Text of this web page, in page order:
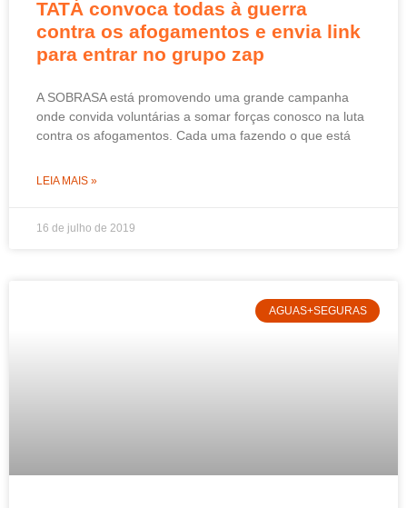
TATÁ convoca todas à guerra
contra os afogamentos e envia link
para entrar no grupo zap
A SOBRASA está promovendo uma grande campanha
onde convida voluntárias a somar forças conosco na luta
contra os afogamentos. Cada uma fazendo o que está
LEIA MAIS »
16 de julho de 2019
AGUAS+SEGURAS